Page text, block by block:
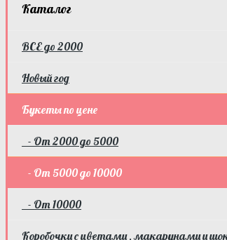
Каталог
ВСЕ до 2000
Новый год
Букеты по цене
- От 2000 до 5000
- От 5000 до 10000
- От 10000
Коробочки с цветами , макарунами и